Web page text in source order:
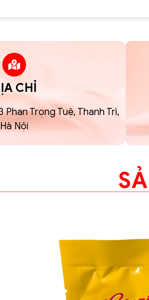
CHỈ
Trọng Tuệ, Thanh Trì,
Hà Nội